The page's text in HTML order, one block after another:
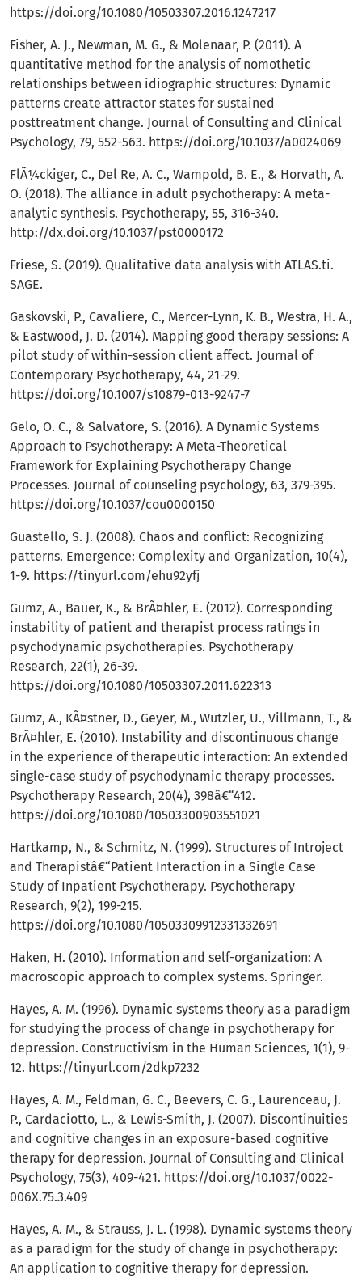
https://doi.org/10.1080/10503307.2016.1247217
Fisher, A. J., Newman, M. G., & Molenaar, P. (2011). A
quantitative method for the analysis of nomothetic
relationships between idiographic structures: Dynamic
patterns create attractor states for sustained
posttreatment change. Journal of Consulting and Clinical
Psychology, 79, 552-563. https://doi.org/10.1037/a0024069
FlÃ¼ckiger, C., Del Re, A. C., Wampold, B. E., & Horvath, A.
O. (2018). The alliance in adult psychotherapy: A meta-
analytic synthesis. Psychotherapy, 55, 316-340.
http://dx.doi.org/10.1037/pst0000172
Friese, S. (2019). Qualitative data analysis with ATLAS.ti.
SAGE.
Gaskovski, P., Cavaliere, C., Mercer-Lynn, K. B., Westra, H. A.,
& Eastwood, J. D. (2014). Mapping good therapy sessions: A
pilot study of within-session client affect. Journal of
Contemporary Psychotherapy, 44, 21-29.
https://doi.org/10.1007/s10879-013-9247-7
Gelo, O. C., & Salvatore, S. (2016). A Dynamic Systems
Approach to Psychotherapy: A Meta-Theoretical
Framework for Explaining Psychotherapy Change
Processes. Journal of counseling psychology, 63, 379-395.
https://doi.org/10.1037/cou0000150
Guastello, S. J. (2008). Chaos and conflict: Recognizing
patterns. Emergence: Complexity and Organization, 10(4),
1-9. https://tinyurl.com/ehu92yfj
Gumz, A., Bauer, K., & BrÃ¤hler, E. (2012). Corresponding
instability of patient and therapist process ratings in
psychodynamic psychotherapies. Psychotherapy
Research, 22(1), 26-39.
https://doi.org/10.1080/10503307.2011.622313
Gumz, A., KÃ¤stner, D., Geyer, M., Wutzler, U., Villmann, T., &
BrÃ¤hler, E. (2010). Instability and discontinuous change
in the experience of therapeutic interaction: An extended
single-case study of psychodynamic therapy processes.
Psychotherapy Research, 20(4), 398â€“412.
https://doi.org/10.1080/10503300903551021
Hartkamp, N., & Schmitz, N. (1999). Structures of Introject
and Therapistâ€“Patient Interaction in a Single Case
Study of Inpatient Psychotherapy. Psychotherapy
Research, 9(2), 199-215.
https://doi.org/10.1080/10503309912331332691
Haken, H. (2010). Information and self-organization: A
macroscopic approach to complex systems. Springer.
Hayes, A. M. (1996). Dynamic systems theory as a paradigm
for studying the process of change in psychotherapy for
depression. Constructivism in the Human Sciences, 1(1), 9-
12. https://tinyurl.com/2dkp7232
Hayes, A. M., Feldman, G. C., Beevers, C. G., Laurenceau, J.
P., Cardaciotto, L., & Lewis-Smith, J. (2007). Discontinuities
and cognitive changes in an exposure-based cognitive
therapy for depression. Journal of Consulting and Clinical
Psychology, 75(3), 409-421. https://doi.org/10.1037/0022-
006X.75.3.409
Hayes, A. M., & Strauss, J. L. (1998). Dynamic systems theory
as a paradigm for the study of change in psychotherapy:
An application to cognitive therapy for depression.